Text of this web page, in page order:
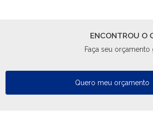
ENCONTROU O
Faça seu
Quero meu orçamento